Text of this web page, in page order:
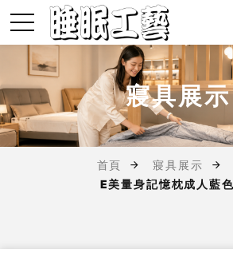
寢具展示
首頁 寢具展示
E美量身記憶枕成人藍